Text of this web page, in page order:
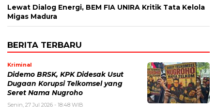
Lewat Dialog Energi, BEM FIA UNIRA Kritik Tata Kelola
Migas Madura
BERITA TERBARU
Kriminal
Didemo BRSK, KPK Didesak Usut
Dugaan Korupsi Telkomsel yang
Seret Nama Nugroho
Senin, 27 Jul 2026 - 18:48 WIB